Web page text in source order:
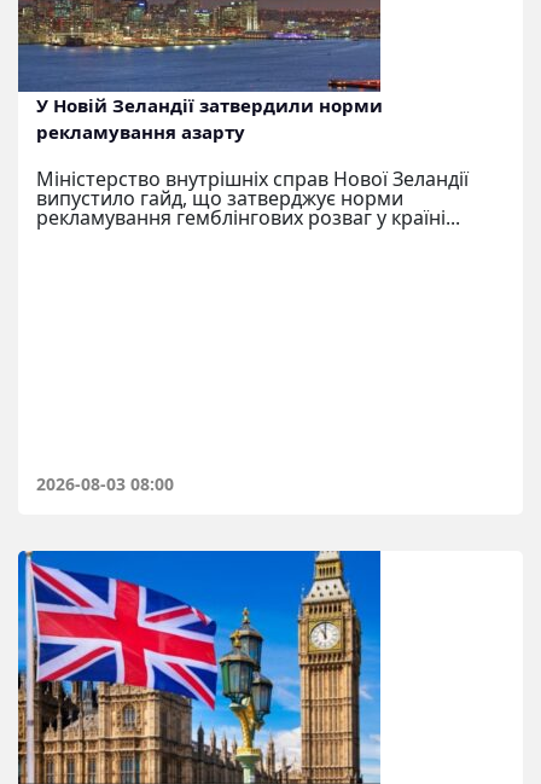
У Новій Зеландії затвердили норми
рекламування азарту
Міністерство внутрішніх справ Нової Зеландії
випустило гайд, що затверджує норми
рекламування гемблінгових розваг у країні...
2026-08-03 08:00